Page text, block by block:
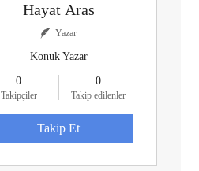
Hayat Aras
Yazar
Konuk Yazar
0
Takipçiler
0
Takip edilenler
Takip Et